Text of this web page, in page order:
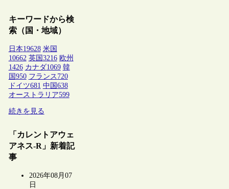
キーワードから検
索（国・地域）
日本19628 米国
10662 英国 3216 欧州
1426 カナダ1069 韓
国 950 フランス 720
ドイツ681 中国 638
オーストラリア599
続きを見る
「カレントアウェ
アネス-R」新着記
事
2026年08月07
日